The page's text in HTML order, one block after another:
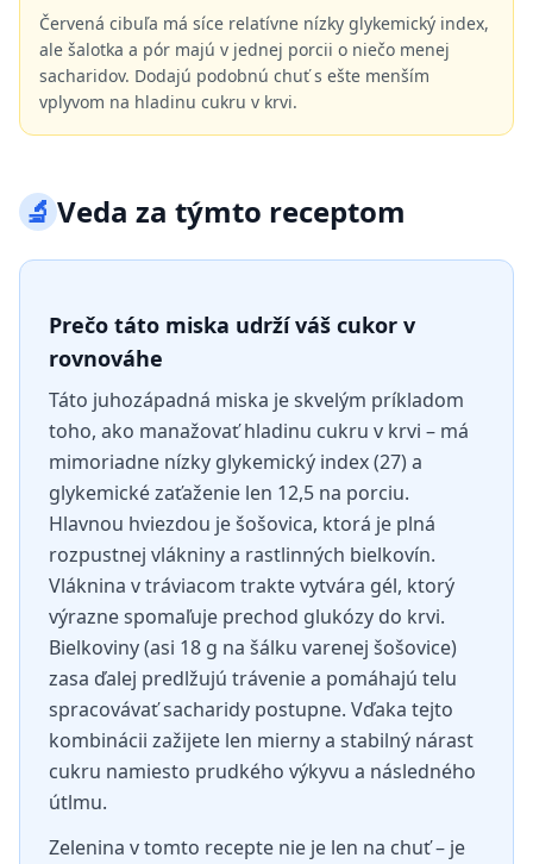
Červená cibuľa má síce relatívne nízky glykemický index,
ale šalotka a pór majú v jednej porcii o niečo menej
sacharidov. Dodajú podobnú chuť s ešte menším
vplyvom na hladinu cukru v krvi.
🔬Veda za týmto receptom
Prečo táto miska udrží váš cukor v
rovnováhe
Táto juhozápadná miska je skvelým príkladom
toho, ako manažovať hladinu cukru v krvi – má
mimoriadne nízky glykemický index (27) a
glykemické zaťaženie len 12,5 na porciu.
Hlavnou hviezdou je šošovica, ktorá je plná
rozpustnej vlákniny a rastlinných bielkovín.
Vláknina v tráviacom trakte vytvára gél, ktorý
výrazne spomaľuje prechod glukózy do krvi.
Bielkoviny (asi 18 g na šálku varenej šošovice)
zasa ďalej predlžujú trávenie a pomáhajú telu
spracovávať sacharidy postupne. Vďaka tejto
kombinácii zažijete len mierny a stabilný nárast
cukru namiesto prudkého výkyvu a následného
útlmu.
Zelenina v tomto recepte nie je len na chuť – je